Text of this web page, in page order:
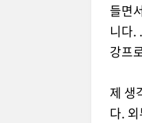
들면
니다.
강프
제 생
다.